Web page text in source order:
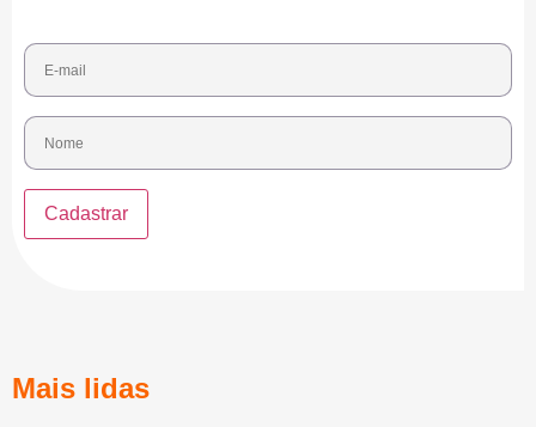
Mais lidas